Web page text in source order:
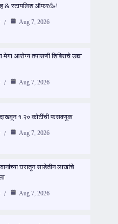
& स्टायलिश ऑफर🥳!
Aug 7, 2026
मेगा आरोग्य तपासणी शिबिराचे उद्या
Aug 7, 2026
१.२० कोटींची फसवणूक
Aug 7, 2026
घरातून साडेतीन लाखांचे
Aug 7, 2026